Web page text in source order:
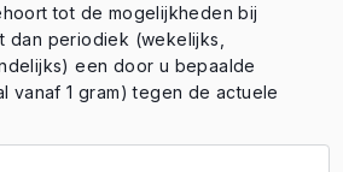
tot de mogelijkheden bij
dan periodiek (wekelijks,
een door u bepaalde
vanaf 1 gram) tegen de actuele